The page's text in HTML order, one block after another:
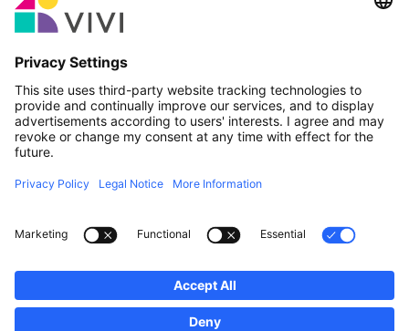
Professionals, become a member!
Legal notice vivi.lu © 2026